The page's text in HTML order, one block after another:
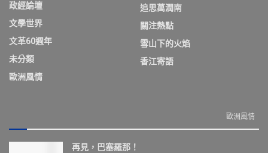
政經論壇
文學世界
文革60週年
未分類
歐洲風情
追思萬潤南
關注熱點
雪山下的火焰
香江寄語
歐洲風情
再見，巴塞羅那！